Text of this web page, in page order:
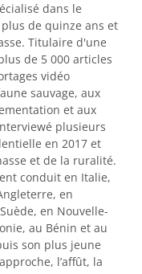
dans le
de quinze ans et
Titulaire d'une
de 5 000 articles
vidéo
sauvage, aux
et aux
plusieurs
en 2017 et
et de la ruralité.
conduit en Italie,
en
en Nouvelle-
au Bénin et au
son plus jeune
l’affût, la